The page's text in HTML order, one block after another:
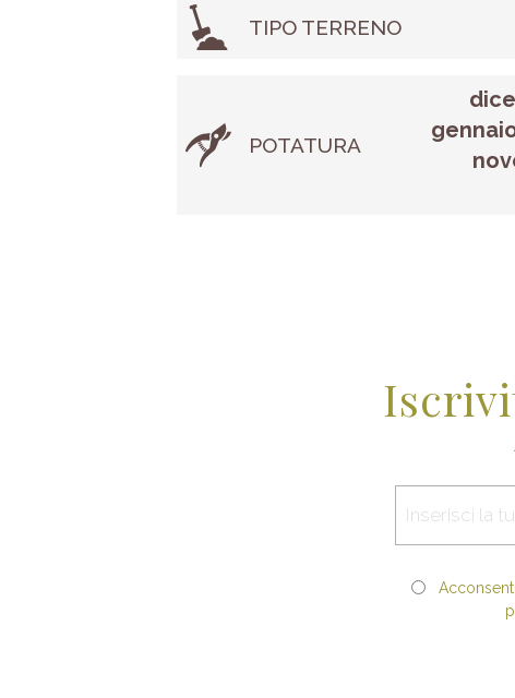
TIPO TERRENO
POTATURA